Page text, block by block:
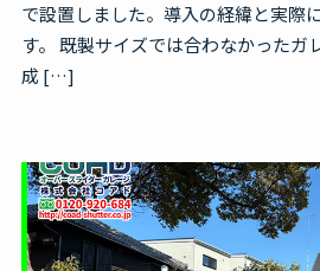
で設置しました。導入の経緯と実際
す。 既製サイズでは合わなかったガ
成 […]